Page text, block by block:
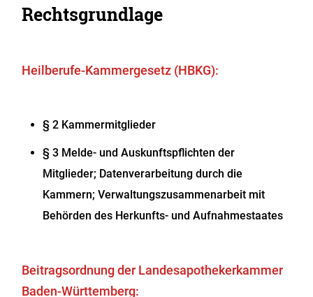
Rechtsgrundlage
Heilberufe-Kammergesetz (HBKG):
§ 2 Kammermitglieder
§ 3 Melde- und Auskunftspflichten der
Mitglieder; Datenverarbeitung durch die
Kammern; Verwaltungszusammenarbeit mit
Behörden des Herkunfts- und Aufnahmestaates
Beitragsordnung der Landesapothekerkammer
Baden-Württemberg: